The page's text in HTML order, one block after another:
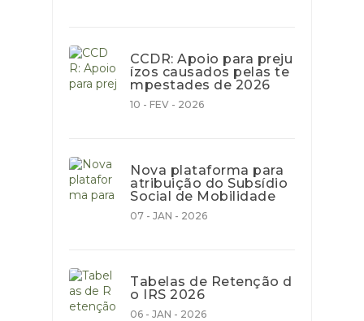
CCDR: Apoio para preju
ízos causados pelas te
mpestades de 2026
10 - FEV - 2026
Nova plataforma para
atribuição do Subsídio
Social de Mobilidade
07 - JAN - 2026
Tabelas de Retenção d
o IRS 2026
06 - JAN - 2026